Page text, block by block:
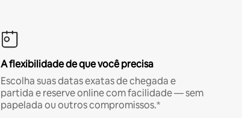
A flexibilidade de que você precisa
Escolha suas datas exatas de chegada e
partida e reserve online com facilidade — sem
papelada ou outros compromissos.*